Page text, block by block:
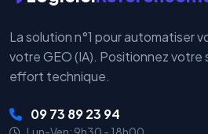
La solution n°1 pour automatiser
votre GEO (IA). Positionnez votre
effort technique.
09 73 89 23 94